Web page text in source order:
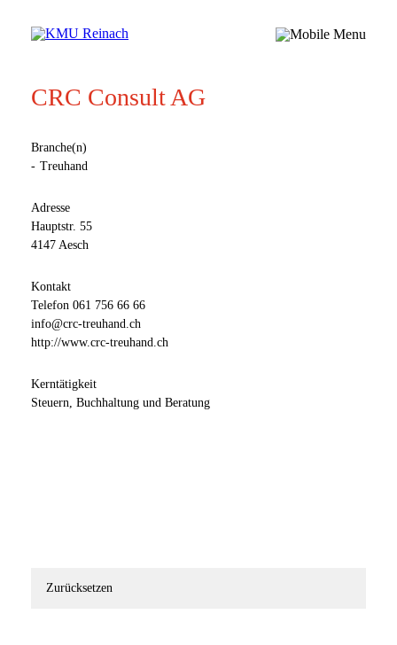
CRC Consult AG
Branche(n)
Treuhand
Adresse
Hauptstr. 55
4147 Aesch
Kontakt
Telefon 061 756 66 66
info@crc-treuhand.ch
http://www.crc-treuhand.ch
Kerntätigkeit
Steuern, Buchhaltung und Beratung
Zurücksetzen